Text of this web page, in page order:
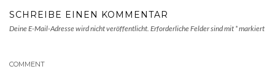
SCHREIBE EINEN KOMMENTAR
Deine E-Mail-Adresse wird nicht veröffentlicht. Erforderliche Felder sind mit *markiert
COMMENT